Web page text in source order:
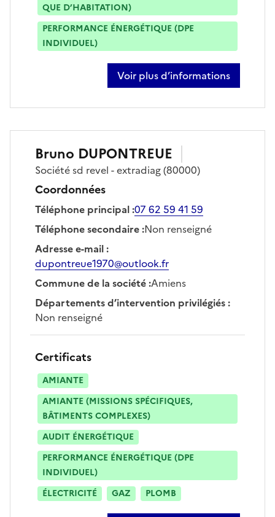
QUE D’HABITATION)
PERFORMANCE ÉNERGÉTIQUE (DPE
INDIVIDUEL)
Voir plus d’informations
sur soizic delys
Bruno DUPONTREUE
Sociétésd revel - extradiag(80000)
Coordonnées
Téléphone principal:07 62 59 41 59
Téléphone secondaire:Non renseigné
Adresse e-mail:
dupontreue1970@outlook.fr
Commune de la société:Amiens
Départements d’intervention privilégiés:
Non renseigné
Certificats
AMIANTE
AMIANTE (MISSIONS SPÉCIFIQUES,
BÂTIMENTS COMPLEXES)
AUDIT ÉNERGÉTIQUE
PERFORMANCE ÉNERGÉTIQUE (DPE
INDIVIDUEL)
ÉLECTRICITÉ
GAZ PLOMB